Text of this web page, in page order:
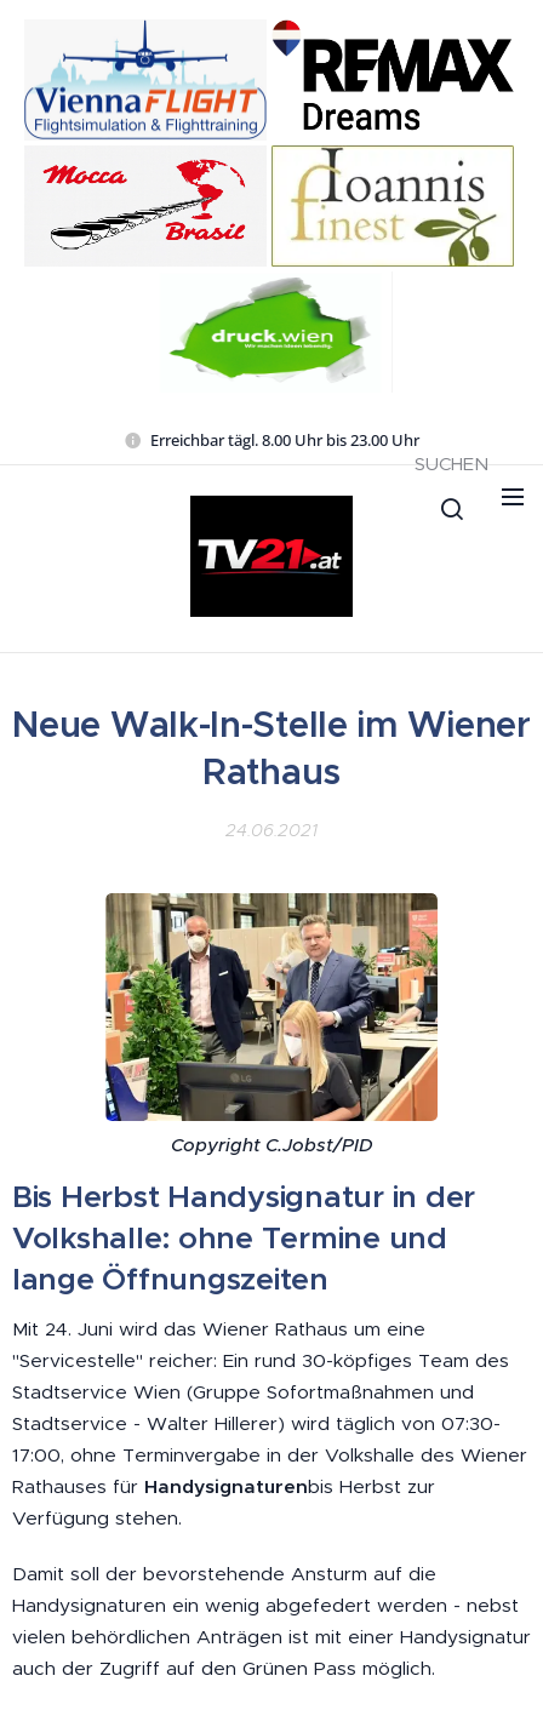
Erreichbar tägl. 8.00 Uhr bis 23.00 Uhr
SUCHEN
Neue Walk-In-Stelle im Wiener
Rathaus
24.06.2021
Copyright C.Jobst/PID
Bis Herbst Handysignatur in der
Volkshalle: ohne Termine und
lange Öffnungszeiten
Mit 24. Juni wird das Wiener Rathaus um eine
"Servicestelle" reicher: Ein rund 30-köpfiges Team des
Stadtservice Wien (Gruppe Sofortmaßnahmen und
Stadtservice - Walter Hillerer) wird täglich von 07:30-
17:00, ohne Terminvergabe in der Volkshalle des Wiener
Rathauses für Handysignaturenbis Herbst zur
Verfügung stehen.
Damit soll der bevorstehende Ansturm auf die
Handysignaturen ein wenig abgefedert werden - nebst
vielen behördlichen Anträgen ist mit einer Handysignatur
auch der Zugriff auf den Grünen Pass möglich.